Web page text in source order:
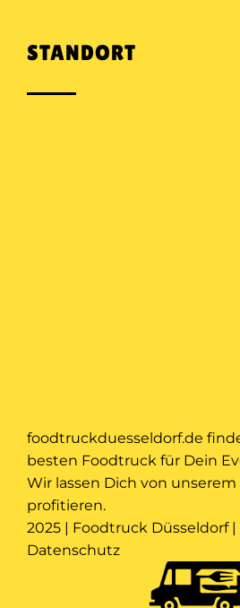
STANDORT
foodtruckduesseldorf.de
besten Foodtruck für Dein
Wir lassen Dich von
profitieren.
2025 | Foodtruck Düsseldorf |
Datenschutz